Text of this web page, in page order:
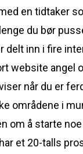
en tidtaker
du bør
delt inn i fire
website angel
når du er
områdene i
om å starte
et 20-talls